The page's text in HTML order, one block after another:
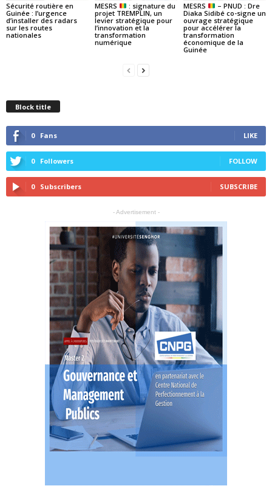
Sécurité routière en
Guinée : l’urgence
d’installer des radars
sur les routes
nationales
MESRS
: signature du
projet TREMPLIN, un
levier stratégique pour
l’innovation et la
transformation
numérique
MESRS
– PNUD : Dre
Diaka Sidibé co-signe un
ouvrage stratégique
pour accélérer la
transformation
économique de la
Guinée
Block title
0 Fans LIKE
0 Followers FOLLOW
0 Subscribers SUBSCRIBE
- Advertisement -